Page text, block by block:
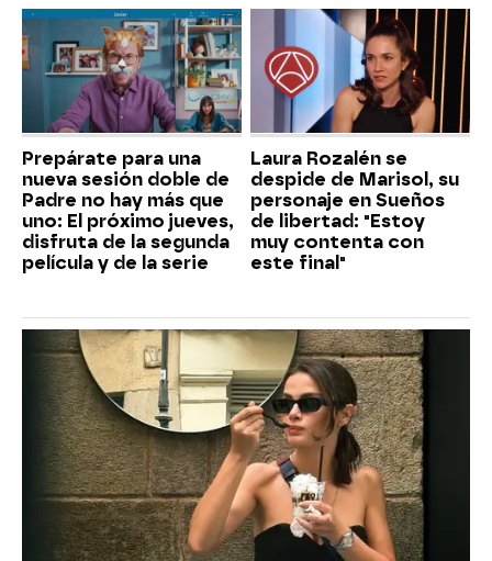
Prepárate para una
nueva sesión doble de
Padre no hay más que
uno: El próximo jueves,
disfruta de la segunda
película y de la serie
Laura Rozalén se
despide de Marisol, su
personaje en Sueños
de libertad: "Estoy
muy contenta con
este final"